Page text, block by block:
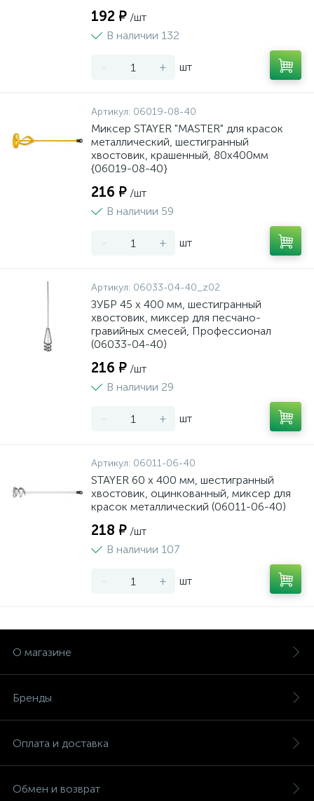
192 ₽ /шт
В наличии 132
- + шт
Артикул: 06019-08-40
Миксер STAYER "MASTER" для красок
металлический, шестигранный
хвостовик, крашенный, 80х400мм
{06019-08-40}
216 ₽ /шт
В наличии 59
- + шт
Артикул: 06033-04-40_z02
ЗУБР 45 х 400 мм, шестигранный
хвостовик, миксер для песчано-
гравийных смесей, Профессионал
(06033-04-40)
216 ₽ /шт
В наличии 29
- + шт
Артикул: 06011-06-40
STAYER 60 х 400 мм, шестигранный
хвостовик, оцинкованный, миксер для
красок металлический (06011-06-40)
218 ₽ /шт
В наличии 107
- + шт
О магазине
Бренды
Оплата и доставка
Обмен и возврат